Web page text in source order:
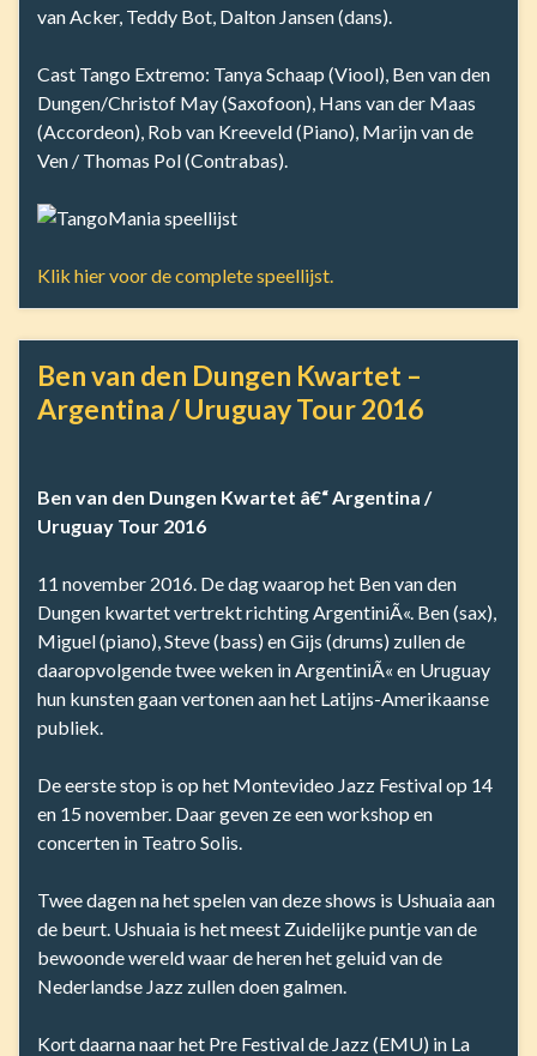
van Acker, Teddy Bot, Dalton Jansen (dans).
Cast Tango Extremo: Tanya Schaap (Viool), Ben van den
Dungen/Christof May (Saxofoon), Hans van der Maas
(Accordeon), Rob van Kreeveld (Piano), Marijn van de
Ven / Thomas Pol (Contrabas).
Klik hier voor de complete speellijst.
Ben van den Dungen Kwartet –
Argentina / Uruguay Tour 2016
Ben van den Dungen Kwartet â€“ Argentina /
Uruguay Tour 2016
11 november 2016. De dag waarop het Ben van den
Dungen kwartet vertrekt richting ArgentiniÃ«. Ben (sax),
Miguel (piano), Steve (bass) en Gijs (drums) zullen de
daaropvolgende twee weken in ArgentiniÃ« en Uruguay
hun kunsten gaan vertonen aan het Latijns-Amerikaanse
publiek.
De eerste stop is op het Montevideo Jazz Festival op 14
en 15 november. Daar geven ze een workshop en
concerten in Teatro Solis.
Twee dagen na het spelen van deze shows is Ushuaia aan
de beurt. Ushuaia is het meest Zuidelijke puntje van de
bewoonde wereld waar de heren het geluid van de
Nederlandse Jazz zullen doen galmen.
Kort daarna naar het Pre Festival de Jazz (EMU) in La